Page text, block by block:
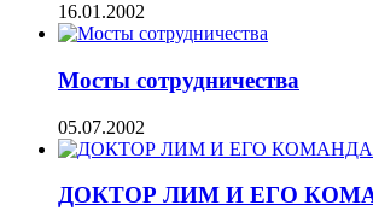
16.01.2002
Мосты сотрудничества
05.07.2002
ДОКТОР ЛИМ И ЕГО